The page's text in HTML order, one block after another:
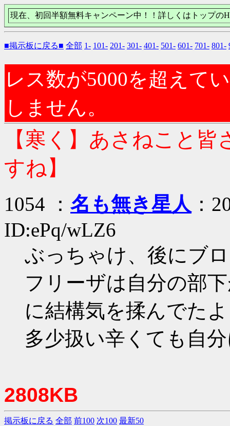
現在、初回半額無料キャンペーン中！！詳しくはトップの
■掲示板に戻る■ 全部 1- 101- 201- 301- 401- 501- 601- 701- 801-
レス数が5000を超えて
しません。
【寒く】あさねこと
すね】
1054 ： 名も無き星人 ：
ID:ePq/wLZ6
ぶっちゃけ、後にブ
フリーザは自分の部
に結構気を揉んでた
多少扱い辛くても自
2808KB
掲示板に戻る 全部 前100 次100 最新50